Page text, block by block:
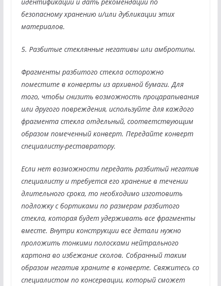
безопасному хранению и/или дубликации этих
материалов.
5. Разбитые стеклянные негативы или амбротипы.
Фрагменты разбитого стекла осторожно
поместите в конверты из архивной бумаги. Для
того, чтобы снизить возможность процарапывания
или другого повреждения, используйте для каждого
фрагмента стекла отдельный, соответ­ствующим
образом помеченный конверт. Передайте конверт
специалисту-реставратору.
Если нет возможности передать разбитый негатив
специалисту и требуется его хранение в течении
длительного срока, то необходимо изготовить
подложку с бортиками по размерам разбитого
стекла, которая будет удерживать все фрагменты
вместе. Внутри конструкции все детали нужно
проложить тонкими полосками нейтрального
картона во избежание сколов. Собранный таким
образом негатив храните в конверте. Свяжитесь со
специалистом по консервации, который сможет